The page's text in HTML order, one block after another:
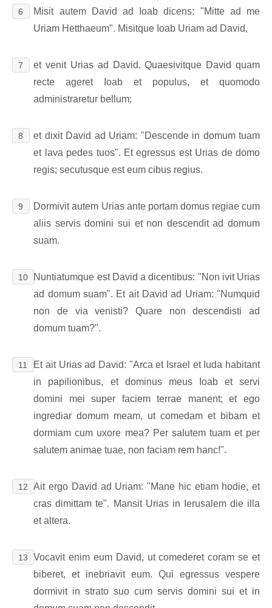
6
Misit autem David ad Ioab dicens: "Mitte ad me
Uriam Hetthaeum". Misitque Ioab Uriam ad David,
7
et venit Urias ad David. Quaesivitque David quam
recte ageret Ioab et populus, et quomodo
administraretur bellum;
8
et dixit David ad Uriam: "Descende in domum tuam
et lava pedes tuos". Et egressus est Urias de domo
regis; secutusque est eum cibus regius.
9
Dormivit autem Urias ante portam domus regiae cum
aliis servis domini sui et non descendit ad domum
suam.
10
Nuntiatumque est David a dicentibus: "Non ivit Urias
ad domum suam". Et ait David ad Uriam: "Numquid
non de via venisti? Quare non descendisti ad
domum tuam?".
11
Et ait Urias ad David: "Arca et Israel et Iuda habitant
in papilionibus, et dominus meus Ioab et servi
domini mei super faciem terrae manent; et ego
ingrediar domum meam, ut comedam et bibam et
dormiam cum uxore mea? Per salutem tuam et per
salutem animae tuae, non faciam rem hanc!".
12
Ait ergo David ad Uriam: "Mane hic etiam hodie, et
cras dimittam te". Mansit Urias in Ierusalem die illa
et altera.
13
Vocavit enim eum David, ut comederet coram se et
biberet, et inebriavit eum. Qui egressus vespere
dormivit in strato suo cum servis domini sui et in